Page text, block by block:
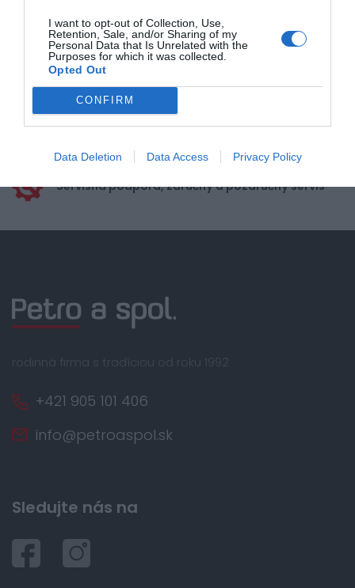
I want to opt-out of Collection, Use,
Retention, Sale, and/or Sharing of my
Personal Data that Is Unrelated with the
Purposes for which it was collected.
Opted Out
CONFIRM
Data Deletion Data Access Privacy Policy
Doprava zadarmo pri
nákupe nad 100,00 €
Bezpečná platba
kartou, platobná brána
garantujeme kvalitu
Servisná podpora, záručný a pozáručný servis
rodinná firma s tradíciou od roku 1992
+421 905 101 406
info@petroaspol.sk
Sledujte nás na